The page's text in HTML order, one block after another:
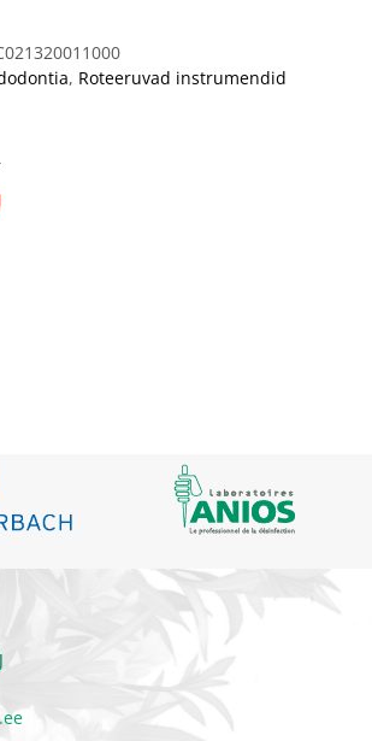
, Roteeruvad instrumendid